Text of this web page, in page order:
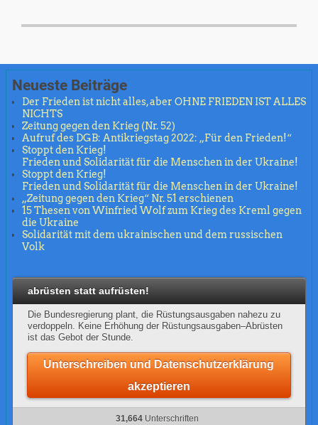
Neueste Beiträge
Der Frieden ist nicht alles, aber OHNE FRIEDEN IST ALLES
NICHTS
Zeitung gegen den Krieg (Nr. 52)
Aufruf des DGB: Antikriegstag 2022: „Für den Frieden!“
Stoppt den Krieg!
Frieden und Solidarität für die Menschen in der Ukraine!
Stoppt den Krieg!
Frieden und Solidarität für die Menschen in der Ukraine!
„Zeitung gegen den Krieg“ Nr. 51 erschienen
15 Thesen von Winfried Wolf zum Krieg des Kreml gegen
die Ukraine
Solidarität mit dem ukrainischen und dem russischen
Volk
abrüsten statt aufrüsten!
Die Bundesregierung plant, die Rüstungsausgaben nahezu zu
verdoppeln. Keine Erhöhung der Rüstungsausgaben–Abrüsten
ist das Gebot der Stunde.
Unterschreiben und Datenschutzerklärung
akzeptieren
31,664 Unterschriften